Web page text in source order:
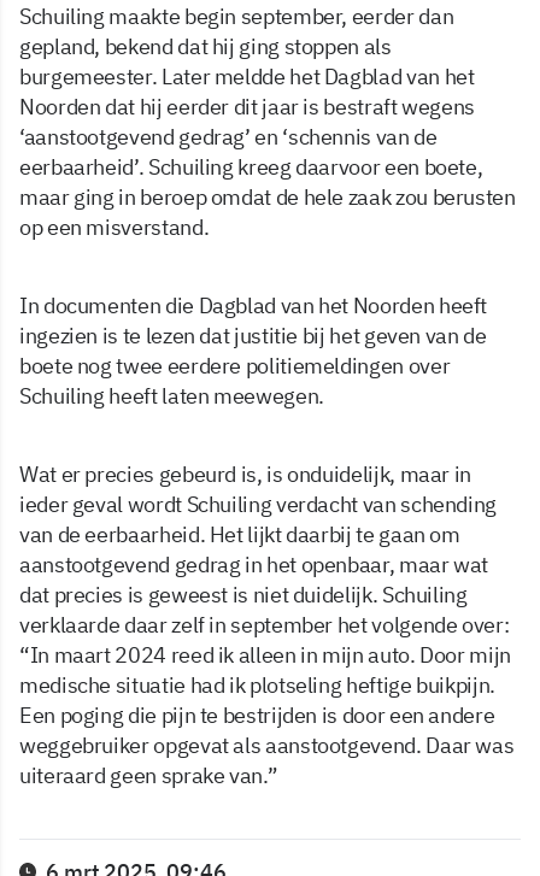
Schuiling maakte begin september, eerder dan
gepland, bekend dat hij ging stoppen als
burgemeester. Later meldde het Dagblad van het
Noorden dat hij eerder dit jaar is bestraft wegens
‘aanstootgevend gedrag’ en ‘schennis van de
eerbaarheid’. Schuiling kreeg daarvoor een boete,
maar ging in beroep omdat de hele zaak zou berusten
op een misverstand.
In documenten die Dagblad van het Noorden heeft
ingezien is te lezen dat justitie bij het geven van de
boete nog twee eerdere politiemeldingen over
Schuiling heeft laten meewegen.
Wat er precies gebeurd is, is onduidelijk, maar in
ieder geval wordt Schuiling verdacht van schending
van de eerbaarheid. Het lijkt daarbij te gaan om
aanstootgevend gedrag in het openbaar, maar wat
dat precies is geweest is niet duidelijk. Schuiling
verklaarde daar zelf in september het volgende over:
“In maart 2024 reed ik alleen in mijn auto. Door mijn
medische situatie had ik plotseling heftige buikpijn.
Een poging die pijn te bestrijden is door een andere
weggebruiker opgevat als aanstootgevend. Daar was
uiteraard geen sprake van.”